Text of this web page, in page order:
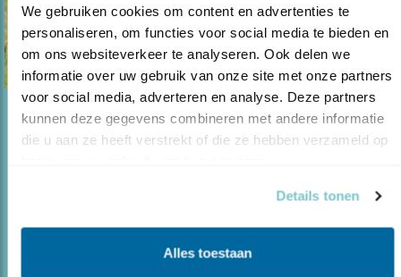
We gebruiken cookies om content en advertenties te
personaliseren, om functies voor social media te bieden en
om ons websiteverkeer te analyseren. Ook delen we
informatie over uw gebruik van onze site met onze partners
voor social media, adverteren en analyse. Deze partners
kunnen deze gegevens combineren met andere informatie
die u aan ze heeft verstrekt of die ze hebben verzameld op
Details tonen
Alles toestaan
Blog
DE REUS VAN PINKSON CREEK IS WEER
Weidevogelonderzoeker Gerrit Gerritsen
ontdekte een bijzonder wulpenpaar.